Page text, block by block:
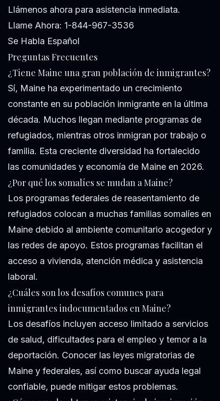
Llámenos ahora para asistencia inmediata.
Llame Ahora: 1-844-967-3536
Se Habla Español
Preguntas Frecuentes
¿Tiene Maine una gran población de inmigrantes?
Sí, Maine ha experimentado un crecimiento
constante en su población inmigrante en la última
década. Muchos llegan mediante programas de
refugiados, mientras otros inmigran por trabajo o
familia. Esta creciente diversidad ha fortalecido
las comunidades y economía de Maine en 2026.
¿Por qué los somalíes se mudan a Maine?
Los programas federales de reasentamiento de
refugiados colocan a muchas familias somalíes en
Maine debido al ambiente comunitario acogedor y
las redes de apoyo. Estos programas facilitan el
acceso a vivienda, atención médica y asistencia
laboral.
¿Cuáles son los desafíos comunes para
inmigrantes indocumentados en Maine?
Los desafíos incluyen acceso limitado a servicios
de salud, dificultades para el empleo y temor a la
deportación. Conocer las leyes migratorias de
Maine y federales, así como buscar ayuda legal
confiable, puede mitigar estos problemas.